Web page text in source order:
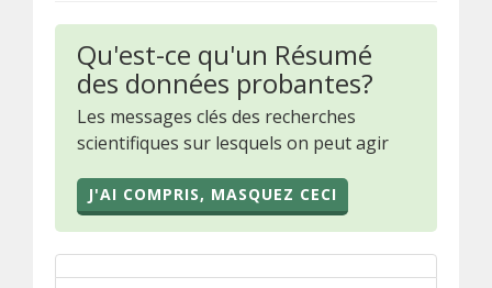
Qu'est-ce qu'un Résumé
des données probantes?
Les messages clés des recherches
scientifiques sur lesquels on peut agir
J'AI COMPRIS, MASQUEZ CECI